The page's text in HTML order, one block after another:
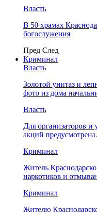
Власть
В 50 храмах
богослужения
Пред След
Криминал
Власть
​Золотой унитаз и
фото из дома
Власть
Для организаторов
акций
Криминал
Житель
наркотиков и
Криминал
Жителю